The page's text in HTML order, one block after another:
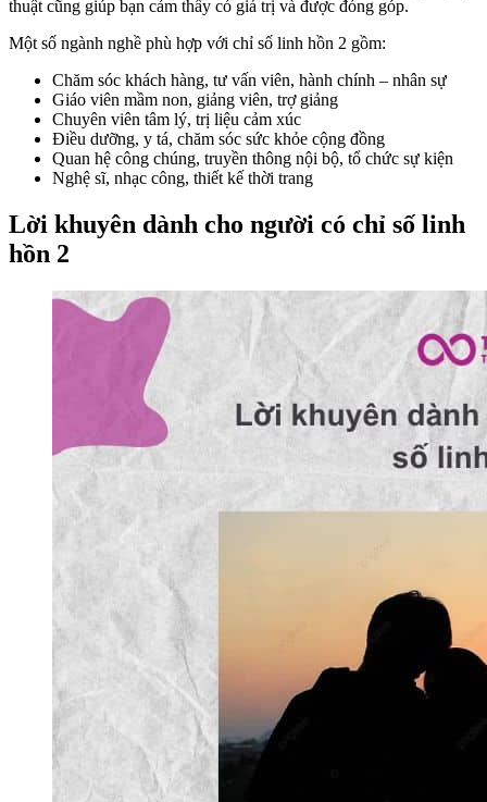
thuật cũng giúp bạn cảm thấy có giá trị và được đóng góp.
Một số ngành nghề phù hợp với chỉ số linh hồn 2 gồm:
Chăm sóc khách hàng, tư vấn viên, hành chính – nhân sự
Giáo viên mầm non, giảng viên, trợ giảng
Chuyên viên tâm lý, trị liệu cảm xúc
Điều dưỡng, y tá, chăm sóc sức khỏe cộng đồng
Quan hệ công chúng, truyền thông nội bộ, tổ chức sự kiện
Nghệ sĩ, nhạc công, thiết kế thời trang
Lời khuyên dành cho người có chỉ số linh
hồn 2